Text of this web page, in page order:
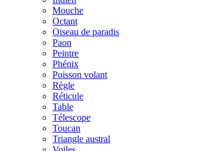
Mouche
Octant
Oiseau de paradis
Paon
Peintre
Phénix
Poisson volant
Règle
Réticule
Table
Télescope
Toucan
Triangle austral